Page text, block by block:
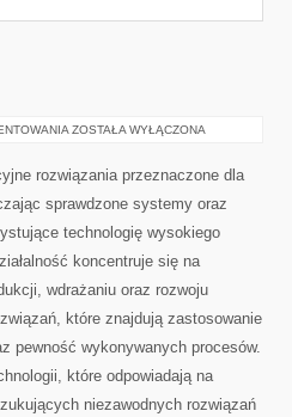
HISTORIA
ZOSTAŁA WYŁĄCZONA
rozwiązania przeznaczone dla
sprawdzone systemy oraz
technologię wysokiego
koncentruje się na
wdrażaniu oraz rozwoju
które znajdują zastosowanie
pewność wykonywanych procesów.
które odpowiadają na
niezawodnych rozwiązań